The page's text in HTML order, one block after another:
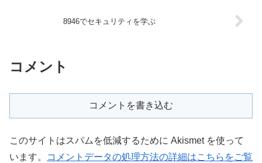
8946でセキュリティを学ぶ
コメント
コメントを書き込む
このサイトはスパムを低減するために Akismet を使って
います。
コメントデータの処理方法の詳細はこちらをご覧